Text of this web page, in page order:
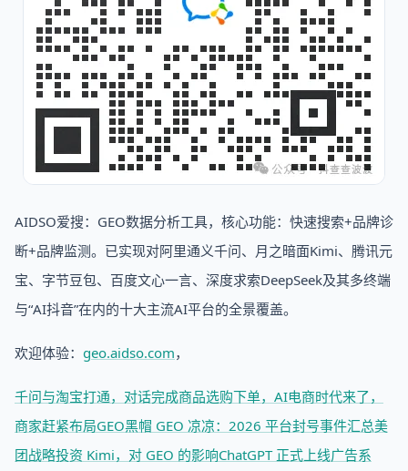
AIDSO爱搜：GEO数据分析工具，核心功能：快速搜索+品牌诊
断+品牌监测。已实现对阿里通义千问、月之暗面Kimi、腾讯元
宝、字节豆包、百度文心一言、深度求索DeepSeek及其多终端
与“AI抖音”在内的十大主流AI平台的全景覆盖。
欢迎体验： geo.aidso.com，
千问与淘宝打通，对话完成商品选购下单，AI电商时代来了，
商家赶紧布局GEO黑帽 GEO 凉凉：2026 平台封号事件汇总美
团战略投资 Kimi，对 GEO 的影响ChatGPT 正式上线广告系